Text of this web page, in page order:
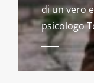
di un vero
psicologo